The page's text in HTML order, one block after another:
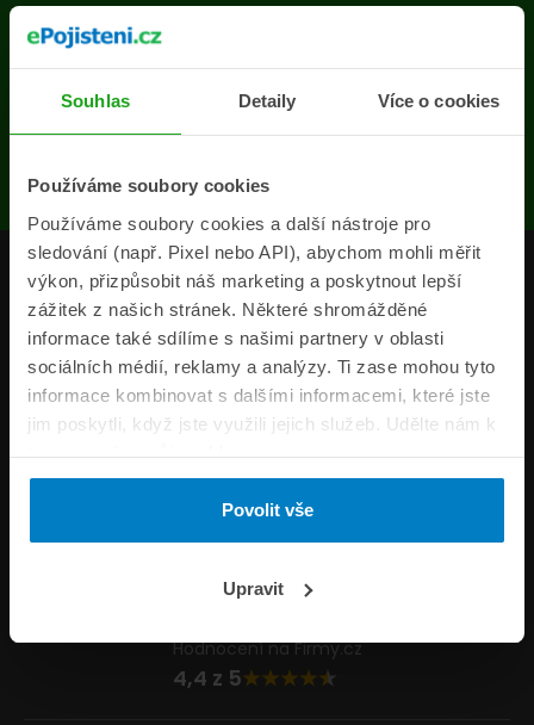
Souhlas Detaily Více o cookies
Používáme soubory cookies
Používáme soubory cookies a další nástroje pro
sledování (např. Pixel nebo API), abychom mohli měřit
výkon, přizpůsobit náš marketing a poskytnout lepší
zážitek z našich stránek. Některé shromážděné
informace také sdílíme s našimi partnery v oblasti
sociálních médií, reklamy a analýzy. Ti zase mohou tyto
informace kombinovat s dalšími informacemi, které jste
jim poskytli, když jste využili jejich služeb. Udělte nám k
tomu prosím svůj souhlas.
Povolit vše
Upravit
Na stránce se vyskytla
chyba
Produkty
Pojišťovny
Informace
ePojisteni.cz
Formuláře
Napište nám
Hodnocení na Firmy.cz
4,4 z 5